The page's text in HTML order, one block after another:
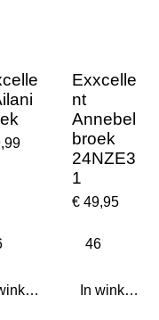
Exxcelle
nt
Annebel
broek
24NZE3
1
€ 49,95
In